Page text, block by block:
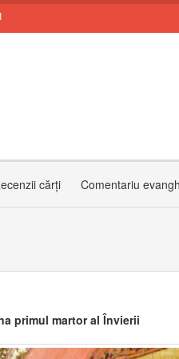
cărți Comentariu
primul martor al Învierii